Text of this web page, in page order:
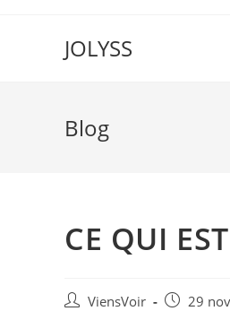
JOLYSS
Blog
CE QUI
ViensVoir 29